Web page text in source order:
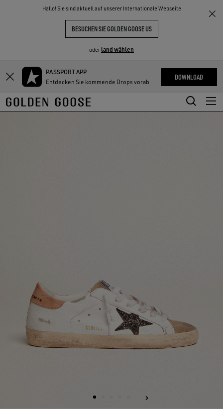
Hallo! Sie sind aktuell auf unserer Internationale Webseite
BESUCHEN SIE GOLDEN GOOSE US
oder land wählen
Zum
Hauptinhalt
springen
Zum
Footer-
Inhalt
springen
PASSPORT APP
Entdecken Sie kommende Drops vorab
DOWNLOAD
ERLEBNISSE THE
COMMUNITY